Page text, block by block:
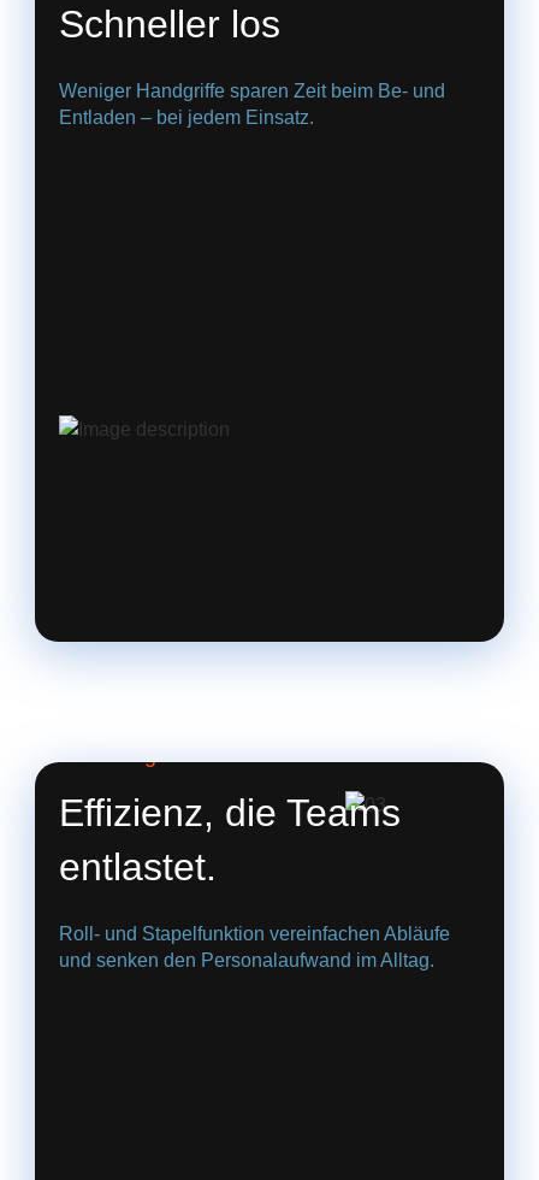
Schneller los
Weniger Handgriffe sparen Zeit beim Be- und
Entladen – bei jedem Einsatz.
Effizienz, die Teams
entlastet.
Roll- und Stapelfunktion vereinfachen Abläufe
und senken den Personalaufwand im Alltag.